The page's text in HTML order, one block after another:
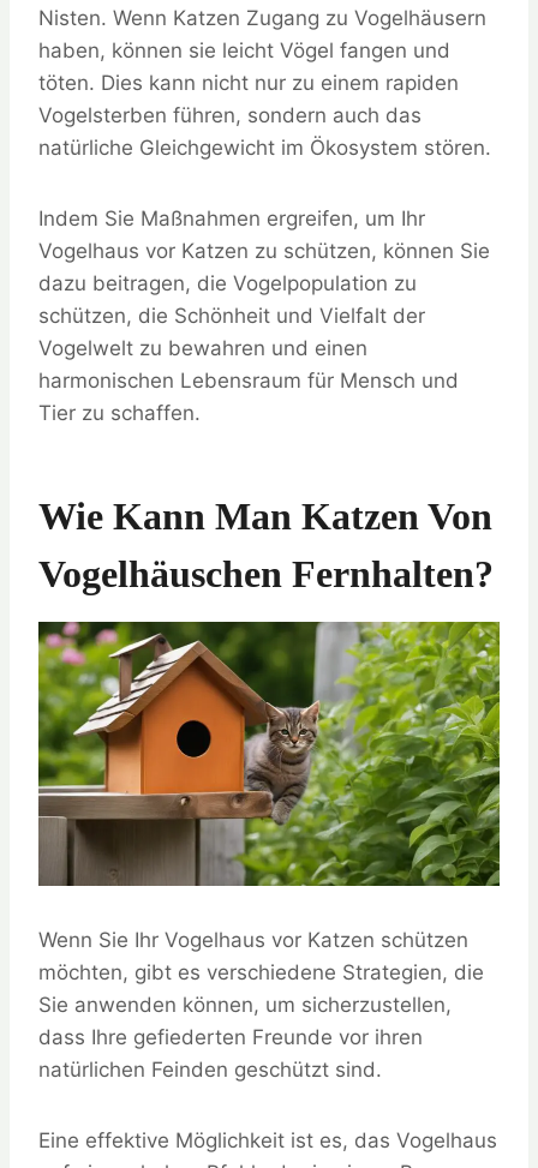
Nisten. Wenn Katzen Zugang zu Vogelhäusern
haben, können sie leicht Vögel fangen und
töten. Dies kann nicht nur zu einem rapiden
Vogelsterben führen, sondern auch das
natürliche Gleichgewicht im Ökosystem stören.
Indem Sie Maßnahmen ergreifen, um Ihr
Vogelhaus vor Katzen zu schützen, können Sie
dazu beitragen, die Vogelpopulation zu
schützen, die Schönheit und Vielfalt der
Vogelwelt zu bewahren und einen
harmonischen Lebensraum für Mensch und
Tier zu schaffen.
Wie Kann Man Katzen Von
Vogelhäuschen Fernhalten?
Wenn Sie Ihr Vogelhaus vor Katzen schützen
möchten, gibt es verschiedene Strategien, die
Sie anwenden können, um sicherzustellen,
dass Ihre gefiederten Freunde vor ihren
natürlichen Feinden geschützt sind.
Eine effektive Möglichkeit ist es, das Vogelhaus